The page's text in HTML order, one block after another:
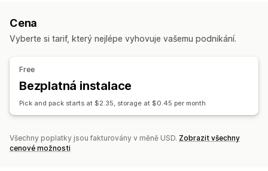
Na základě rozměrů
Na základě produktů
Na základě množství
Stránky pro sledování
Vlastní pravidla
Cena
Vyberte si tarif, který nejlépe vyhovuje vašemu podnikání.
Free
Bezplatná instalace
Pick and pack starts at $2.35, storage at $0.45 per month
Všechny poplatky jsou fakturovány v měně USD. Zobrazit všechny
cenové možnosti